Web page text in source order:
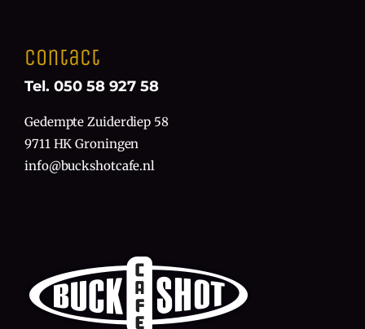
Contact
Tel. 050 58 927 58
Gedempte Zuiderdiep 58
9711 HK Groningen
info@buckshotcafe.nl